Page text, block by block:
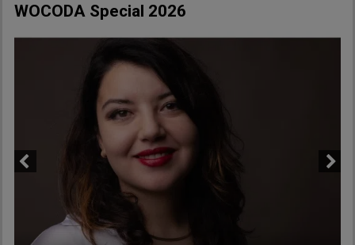
WOCODA Special 2026